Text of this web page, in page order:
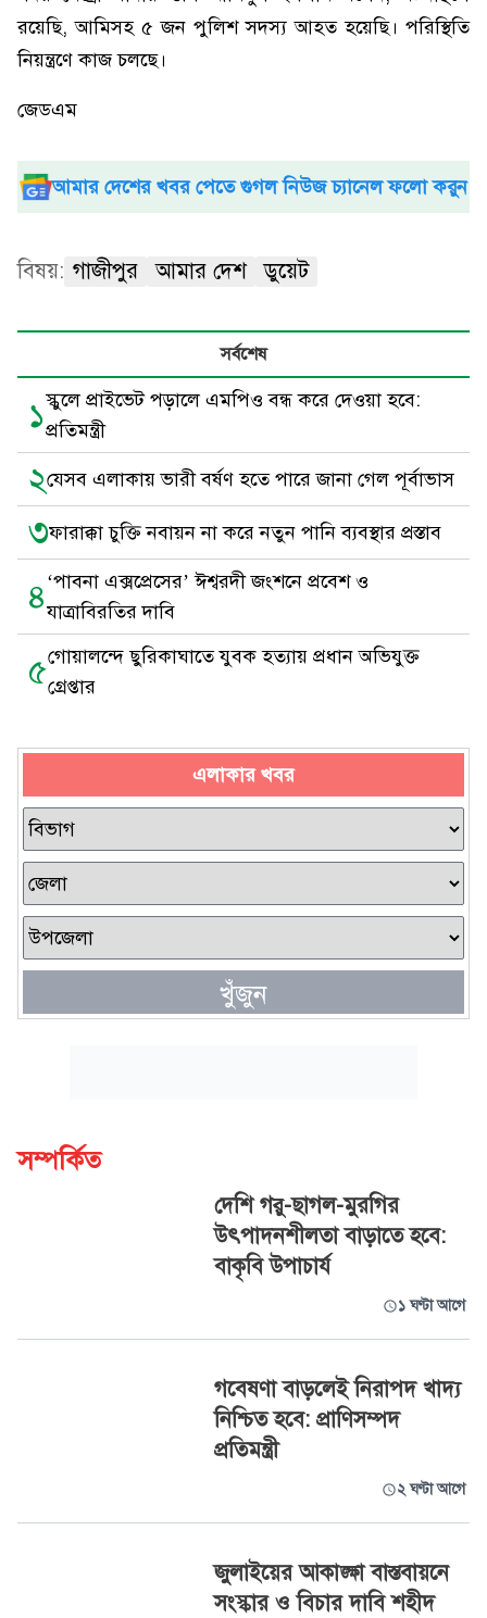
রয়েছি, আমিসহ ৫ জন পুলিশ সদস্য আহত হয়েছি। পরিস্থিতি
নিয়ন্ত্রণে কাজ চলছে।
জেডএম
আমার দেশের খবর পেতে গুগল নিউজ চ্যানেল ফলো করুন
বিষয়: গাজীপুর আমার দেশ ডুয়েট
সর্বশেষ
১স্কুলে প্রাইভেট পড়ালে এমপিও বন্ধ করে দেওয়া হবে:
প্রতিমন্ত্রী
২যেসব এলাকায় ভারী বর্ষণ হতে পারে জানা গেল পূর্বাভাস
৩ফারাক্কা চুক্তি নবায়ন না করে নতুন পানি ব্যবস্থার প্রস্তাব
৪‘পাবনা এক্সপ্রেসের’ ঈশ্বরদী জংশনে প্রবেশ ও
যাত্রাবিরতির দাবি
৫গোয়ালন্দে ছুরিকাঘাতে যুবক হত্যায় প্রধান অভিযুক্ত
গ্রেপ্তার
এলাকার খবর
খুঁজুন
সম্পর্কিত
দেশি গরু-ছাগল-মুরগির
উৎপাদনশীলতা বাড়াতে হবে:
বাকৃবি উপাচার্য
১ ঘণ্টা আগে
গবেষণা বাড়লেই নিরাপদ খাদ্য
নিশ্চিত হবে: প্রাণিসম্পদ
প্রতিমন্ত্রী
২ ঘণ্টা আগে
জুলাইয়ের আকাঙ্ক্ষা বাস্তবায়নে
সংস্কার ও বিচার দাবি শহীদ